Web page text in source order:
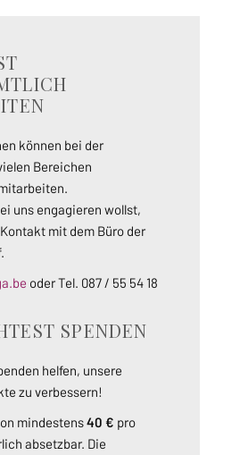
können bei der
Bereichen
uns engagieren wollst,
mit dem Büro der
oder Tel. 087 / 55 54 18
SPENDEN
helfen, unsere
zu verbessern!
mindestens40 € pro
absetzbar. Die